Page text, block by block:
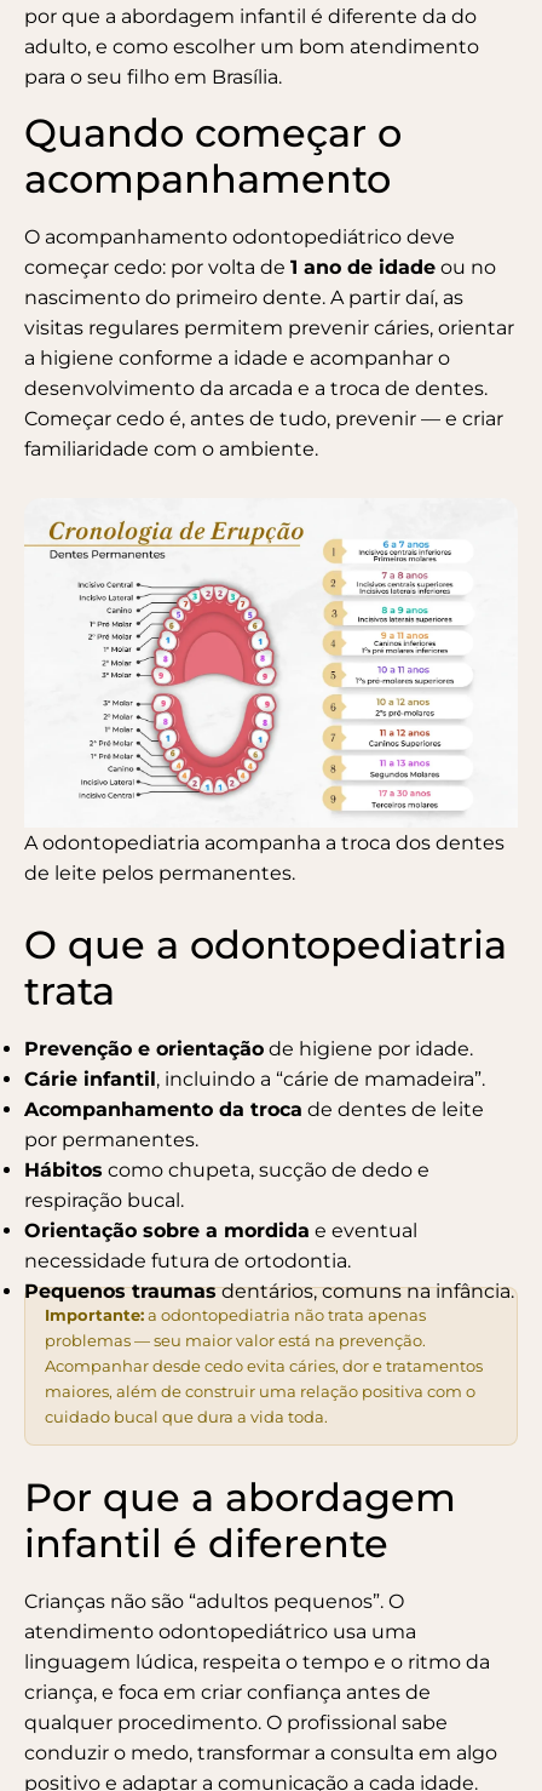
por que a abordagem infantil é diferente da do
adulto, e como escolher um bom atendimento
para o seu filho em Brasília.
Quando começar o
acompanhamento
O acompanhamento odontopediátrico deve
começar cedo: por volta de 1 ano de idade ou no
nascimento do primeiro dente. A partir daí, as
visitas regulares permitem prevenir cáries, orientar
a higiene conforme a idade e acompanhar o
desenvolvimento da arcada e a troca de dentes.
Começar cedo é, antes de tudo, prevenir — e criar
familiaridade com o ambiente.
A odontopediatria acompanha a troca dos dentes
de leite pelos permanentes.
O que a odontopediatria
trata
Prevenção e orientação de higiene por idade.
Cárie infantil, incluindo a “cárie de mamadeira”.
Acompanhamento da troca de dentes de leite
por permanentes.
Hábitos como chupeta, sucção de dedo e
respiração bucal.
Orientação sobre a mordida e eventual
necessidade futura de ortodontia.
Pequenos traumasdentários, comuns na infância.
Importante:a odontopediatria não trata apenas
problemas — seu maior valor está na prevenção.
Acompanhar desde cedo evita cáries, dor e tratamentos
maiores, além de construir uma relação positiva com o
cuidado bucal que dura a vida toda.
Por que a abordagem
infantil é diferente
Crianças não são “adultos pequenos”. O
atendimento odontopediátrico usa uma
linguagem lúdica, respeita o tempo e o ritmo da
criança, e foca em criar confiança antes de
qualquer procedimento. O profissional sabe
conduzir o medo, transformar a consulta em algo
positivo e adaptar a comunicação a cada idade.